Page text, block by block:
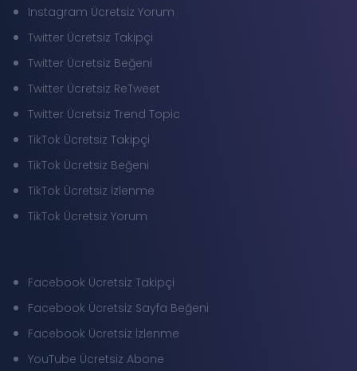
Instagram Ücretsiz Yorum
Twitter Ücretsiz Takipçi
Twitter Ücretsiz Beğeni
Twitter Ücretsiz ReTweet
Twitter Ücretsiz Trend Topic
TikTok Ücretsiz Takipçi
TikTok Ücretsiz Beğeni
TikTok Ücretsiz İzlenme
TikTok Ücretsiz Yorum
Facebook Ücretsiz Takipçi
Facebook Ücretsiz Sayfa Beğeni
Facebook Ücretsiz İzlenme
YouTube Ücretsiz Abone